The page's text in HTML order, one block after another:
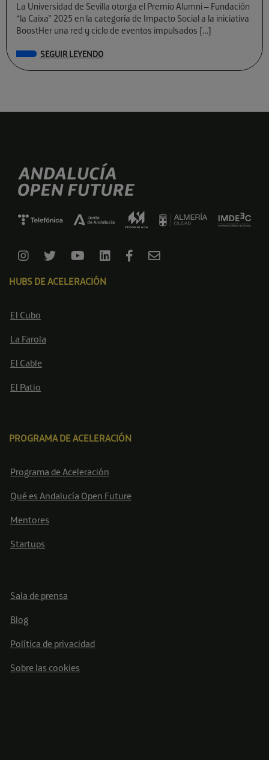
La Universidad de Sevilla otorga el Premio Alumni – Fundación
“la Caixa” 2025 en la categoría de Impacto Social a la iniciativa
BoostHer una red y ciclo de eventos impulsados […]
SEGUIR LEYENDO
HUBS DE ACELERACIÓN
El Cubo
La Farola
El Cable
El Patio
PROGRAMA DE ACELERACIÓN
Programa de Aceleración
Qué es Andalucía Open Future
Mentores
Startups
Sala de prensa
Blog
Política de privacidad
Sobre las cookies